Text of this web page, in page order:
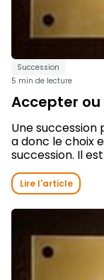
Succession
5 min de lecture
Accepter ou
Une
a donc le choix
succession. Il
Lire l'article